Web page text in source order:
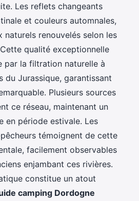
Les reflets changeants
et couleurs automnales,
naturels renouvelés selon les
qualité exceptionnelle
par la filtration naturelle à
du Jurassique, garantissant
Plusieurs sources
ce réseau, maintenant un
en période estivale. Les
témoignent de cette
facilement observables
enjambant ces rivières.
constitue un atout
camping Dordogne